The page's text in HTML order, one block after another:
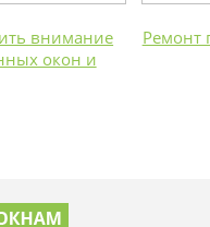
внимание
окон и
Ремонт